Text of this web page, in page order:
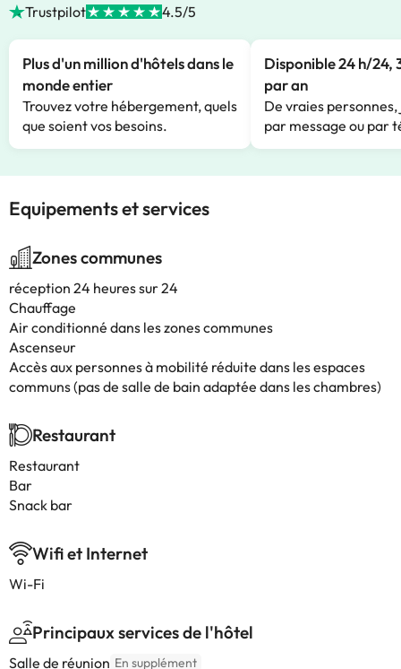
Trustpilot 4.5/5
Plus d'un million d'hôtels dans le
monde entier
Trouvez votre hébergement, quels
que soient vos besoins.
Disponible 24 h/24,
par an
De vraies
par message ou par
Equipements et services
Zones communes
réception 24 heures sur 24
Chauffage
Air conditionné dans les zones communes
Ascenseur
Accès aux personnes à mobilité réduite dans les espaces
communs (pas de salle de bain adaptée dans les chambres)
Restaurant
Restaurant
Bar
Snack bar
Wifi et Internet
Wi-Fi
Principaux services de l'hôtel
Salle de réunion En supplément